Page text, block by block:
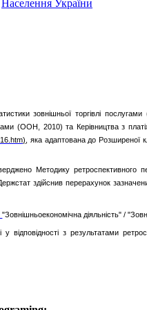
Населення України
зовнішньої торгівлі
(ООН, 2010) та Керівництва з
) , яка адаптована до Розширеної
Методику ретроспективного
здійснив перерахунок
"Зовнішньоекономічна діяльність" /
відповідності з результатами